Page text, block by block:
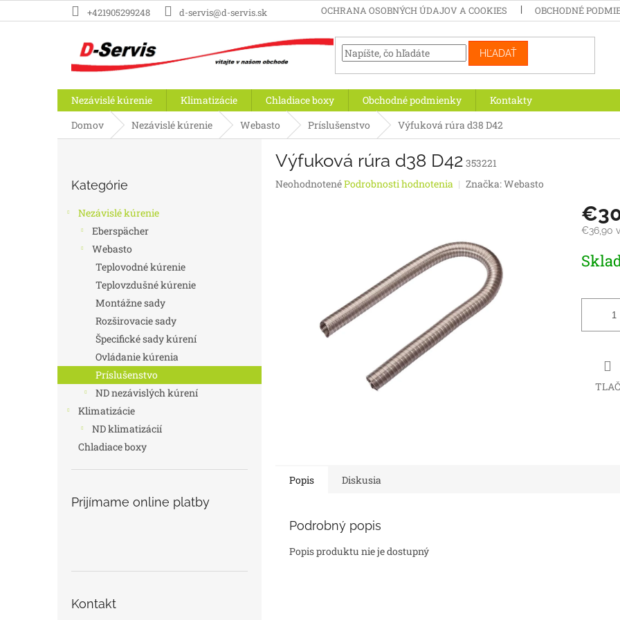
na
+421905299248 d-servis@d-servis.sk OCHRANA OSOBNÝCH ÚDAJOV A COOKIES OBCHODNÉ
HĽADAŤ
Nezávislé kúrenie Klimatizácie Chladiace boxy Obchodné podmienky
Kontakty
Domov
Nezávislé kúrenie Webasto Príslušenstvo Výfuková rúra d38 D42
kategórie
Kategórie
Nezávislé kúrenie
Eberspächer
Webasto
Teplovodné kúrenie
Teplovzdušné kúrenie
Montážne sady
Rozširovacie sady
Špecifické sady kúrení
Ovládanie kúrenia
Príslušenstvo
ND nezávislých kúrení
Klimatizácie
ND klimatizácií
Chladiace boxy
Prijímame online platby
Kontakt
Výfuková rúra d38 D42 353221
Priemerné
NeohodnotenéPodrobnosti hodnotenia Značka:Webasto
€36,90
cena:
TLAČ
Popis Diskusia
Podrobný popis
Popis produktu nie je dostupný